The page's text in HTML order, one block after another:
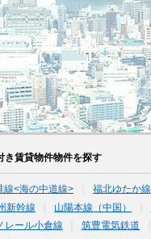
き賃貸物件物件を探す
線<海の中道線> 福北ゆたか線
新幹線 山陽本線（中国）
レール小倉線 筑豊電気鉄道